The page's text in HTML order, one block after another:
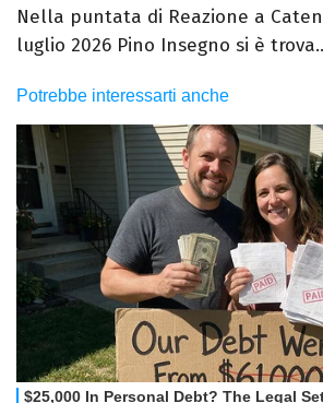
Nella puntata di Reazione a
luglio 2026 Pino Insegno si è